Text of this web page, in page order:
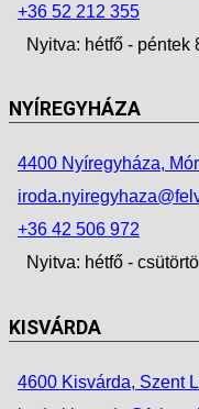
+36 52 212 355
Nyitva: hétfő - péntek
NYÍREGYHÁZA
4400 Nyíregyháza,
+36 42 506 972
Nyitva: hétfő -
KISVÁRDA
4600 Kisvárda, Szent